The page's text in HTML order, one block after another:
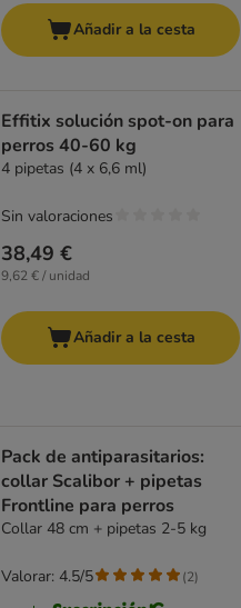
Añadir a la cesta
Effitix solución spot-on para
perros 40-60 kg
4 pipetas (4 x 6,6 ml)
38,49 €
9,62 € / unidad
Sin valoraciones
Añadir a la cesta
Pack de antiparasitarios:
collar Scalibor + pipetas
Frontline para perros
Collar 48 cm + pipetas 2-5 kg
Valorar: 4.5/5 (2)